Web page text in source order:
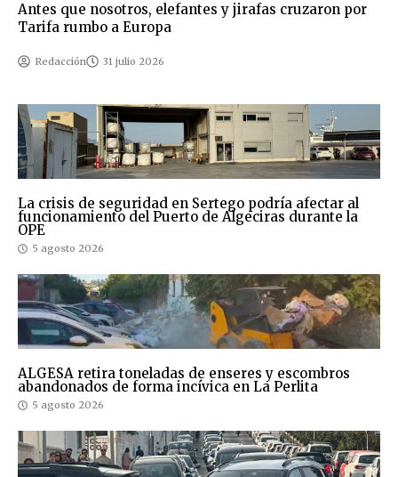
Antes que nosotros, elefantes y jirafas cruzaron por
Tarifa rumbo a Europa
Redacción 31 julio 2026
La crisis de seguridad en Sertego podría afectar al
funcionamiento del Puerto de Algeciras durante la
OPE
5 agosto 2026
ALGESA retira toneladas de enseres y escombros
abandonados de forma incívica en La Perlita
5 agosto 2026